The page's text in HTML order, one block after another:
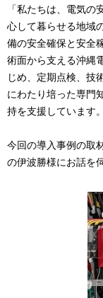
「私たちは、電気
心して暮らせる地域
備の安全確保と安全
術面から支える沖縄
じめ、定期点検、技
にわたり培った専門
持を支援しています。
今回の導入事例の取
の伊波勝様にお話を